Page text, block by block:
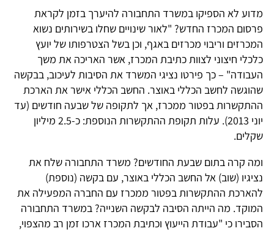
מדוע לא הספיקו במשרד התחבורה להיערך בזמן לקראת
פרסום המכרז החדש? "לאור שינויים שחלו בשירותים נשוא
המכרזים וריבוי מכרזים באגף, וכן בשל הצטרפותו של יועץ
כלכלי חיצוני לצוות כתיבת המכרז, אשר האריכה את משך
העבודה" – כך פירטו נציגי המשרד את הסיבות לעיכוב, בבקשה
שהוגשה לחשב הכללי באוצר. החשב הכללי אישר את הארכת
ההתקשרות בפטור ממכרז, אך לתקופה של שבעה חודשים (עד
יוני 2013). עלות תקופת ההתקשרות הנוספת: כ-2.5 מיליון
שקלים.
ומה קרה בתום שבעת החודשים? משרד התחבורה שלח את
נציגיו (שוב) אל החשב הכללי באוצר, עם בקשה (נוספת)
להארכת ההתקשרות בפטור ממכרז עם החברה המפעילה את
המוקד. מה הייתה הסיבה לבקשה השנייה? במשרד התחבורה
הסבירו כי "עבודת הייעוץ וכתיבת המכרז ארכו זמן רב מהצפוי,